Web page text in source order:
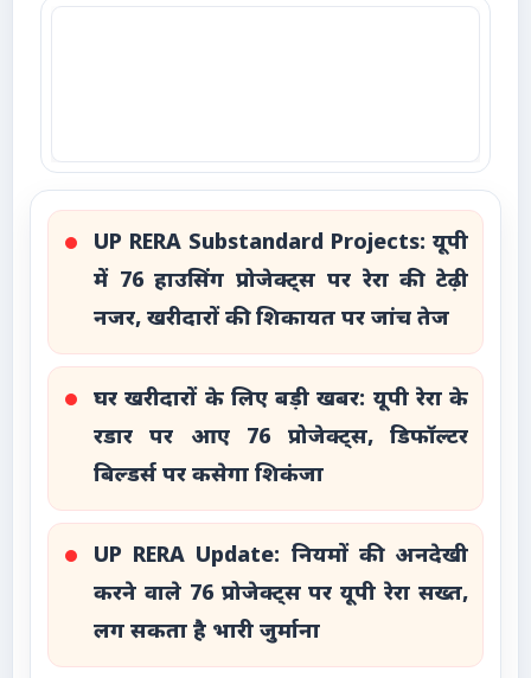
UP RERA Substandard Projects: यूपी
में 76 हाउसिंग प्रोजेक्ट्स पर रेरा की टेढ़ी
नजर, खरीदारों की शिकायत पर जांच तेज
घर खरीदारों के लिए बड़ी खबर: यूपी रेरा के
रडार पर आए 76 प्रोजेक्ट्स, डिफॉल्टर
बिल्डर्स पर कसेगा शिकंजा
UP RERA Update: नियमों की अनदेखी
करने वाले 76 प्रोजेक्ट्स पर यूपी रेरा सख्त,
लग सकता है भारी जुर्माना